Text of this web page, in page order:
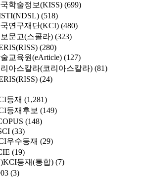
학술정보(KISS) (699)
(518)
연구재단(KCI) (480)
문고(스콜라) (323)
(280)
교육원(eArticle) (127)
아스칼라(코리아스칼라) (81)
(24)
등재 (1,281)
등재후보 (149)
(148)
(33)
우수등재 (29)
(19)
등재(통합) (7)
(3)